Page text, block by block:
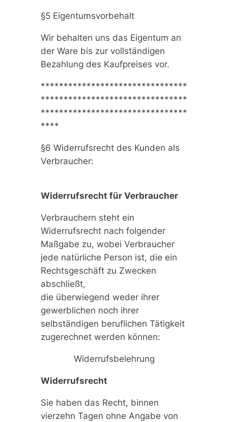
§5 Eigentumsvorbehalt
Wir behalten uns das Eigentum an
der Ware bis zur vollständigen
Bezahlung des Kaufpreises vor.
********************************
********************************
********************************
****
§6 Widerrufsrecht des Kunden als
Verbraucher:
Widerrufsrecht für Verbraucher
Verbrauchern steht ein
Widerrufsrecht nach folgender
Maßgabe zu, wobei Verbraucher
jede natürliche Person ist, die ein
Rechtsgeschäft zu Zwecken
abschließt,
die überwiegend weder ihrer
gewerblichen noch ihrer
selbständigen beruflichen Tätigkeit
zugerechnet werden können:
Widerrufsbelehrung
Widerrufsrecht
Sie haben das Recht, binnen
vierzehn Tagen ohne Angabe von